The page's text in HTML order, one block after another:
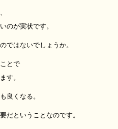
のが実状です。
ではないでしょうか。
とで
す。
良くなる。
だということなのです。